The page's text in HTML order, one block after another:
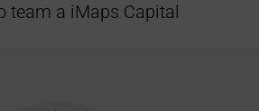
team a iMaps Capital